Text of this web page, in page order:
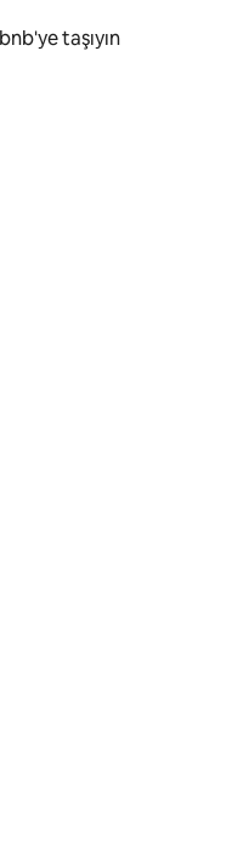
taşıyın